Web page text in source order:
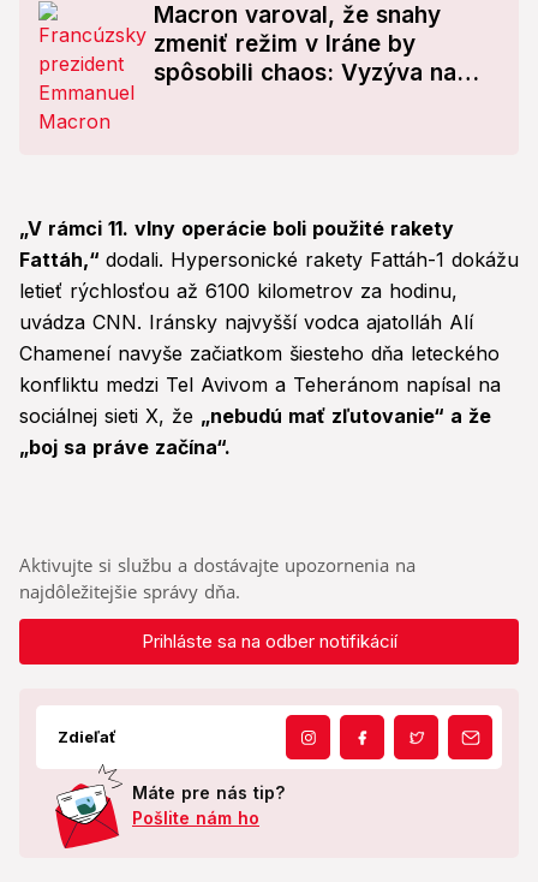
Macron varoval, že snahy
zmeniť režim v Iráne by
spôsobili chaos: Vyzýva na
„V rámci 11. vlny operácie boli použité rakety
Fattáh,“ dodali. Hypersonické rakety Fattáh-1 dokážu
letieť rýchlosťou až 6100 kilometrov za hodinu,
uvádza CNN. Iránsky najvyšší vodca ajatolláh Alí
Chameneí navyše začiatkom šiesteho dňa leteckého
konfliktu medzi Tel Avivom a Teheránom napísal na
sociálnej sieti X, že „nebudú mať zľutovanie“ a že
„boj sa práve začína“.
Aktivujte si službu a dostávajte upozornenia na
najdôležitejšie správy dňa.
Prihláste sa na odber notifikácií
Zdieľať
Máte pre nás tip?
Pošlite nám ho